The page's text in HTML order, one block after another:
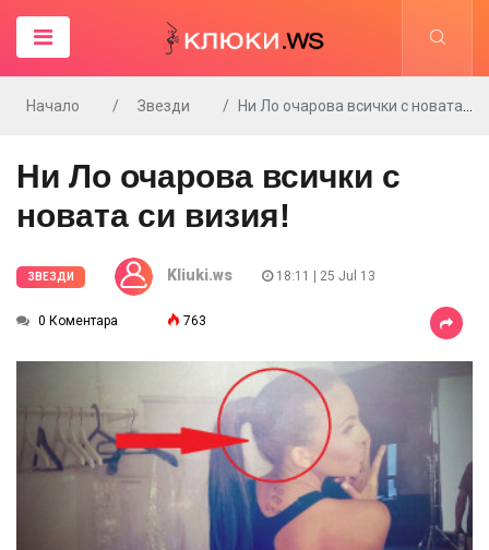
Начало Звезди Ни Ло очарова всички с новата си визия!
Ни Ло очарова всички с
новата си визия!
ЗВЕЗДИ Kliuki.ws 18:11 | 25 Jul 13
0 Коментара 763